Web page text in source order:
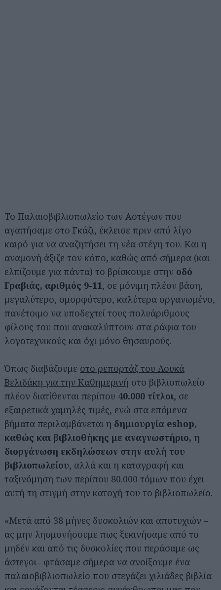
Το Παλαιοβιβλιοπωλείο των Αστέγων που
αγαπήσαμε στο Γκάζι, έκλεισε πριν από λίγο
καιρό για να αναζητήσει τη νέα στέγη του. Και η
αναμονή άξιζε τον κόπο, καθώς από σήμερα (και
ελπίζουμε για πάντα) το βρίσκουμε στην οδό
Γραβιάς, αριθμός 9-11, σε μόνιμη πλέον βάση,
μεγαλύτερο, ομορφότερο, καλύτερα οργανωμένο,
πανέτοιμο να υποδεχτεί τους πολυάριθμους
φίλους του που ανακαλύπτουν στα ράφια του
λογοτεχνικούς και όχι μόνο θησαυρούς.
Όπως διαβάζουμε στο ρεπορτάζ του Λουκά
Βελιδάκη για την Καθημερινή στο βιβλιοπωλείο
πλέον διατίθενται περίπου 40.000 τίτλοι, σε
εξαιρετικά χαμηλές τιμές, ενώ στα επόμενα
βήματα περιλαμβάνεται η δημιουργία eshop,
καθώς και βιβλιοθήκης με αναγνωστήριο, η
διοργάνωση εκδηλώσεων στην αυλή του
βιβλιοπωλείου, αλλά και η καταγραφή και
ταξινόμηση των περίπου 80.000 τόμων που έχει
αυτή τη στιγμή στην κατοχή του το βιβλιοπωλείο.
«Μετά από 38 μήνες δυσκολιών και αποτυχιών –
ας μην λησμονήσουμε πως ξεκινήσαμε από το
μηδέν και από τις δυσκολίες που περάσαμε ως
άστεγοι– φτάσαμε σήμερα να ανοίξουμε ένα
παλαιοβιβλιοπωλείο που στεγάζει χιλιάδες βιβλία